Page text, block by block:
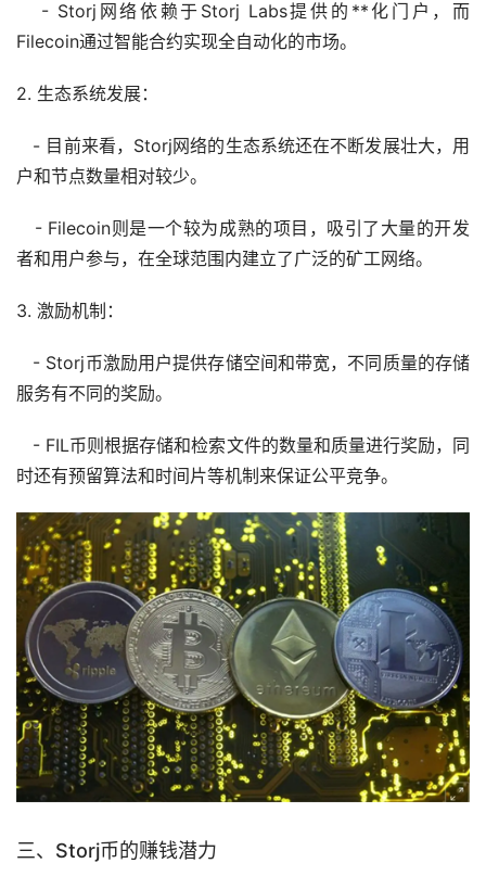
- Storj网络依赖于Storj Labs提供的**化门户，而
Filecoin通过智能合约实现全自动化的市场。
2. 生态系统发展：
- 目前来看，Storj网络的生态系统还在不断发展壮大，用
户和节点数量相对较少。
- Filecoin则是一个较为成熟的项目，吸引了大量的开发
者和用户参与，在全球范围内建立了广泛的矿工网络。
3. 激励机制：
- Storj币激励用户提供存储空间和带宽，不同质量的存储
服务有不同的奖励。
- FIL币则根据存储和检索文件的数量和质量进行奖励，同
时还有预留算法和时间片等机制来保证公平竞争。
三、Storj币的赚钱潜力